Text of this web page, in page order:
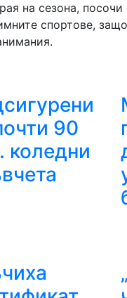
на сезона,
спортове,
90
коледни